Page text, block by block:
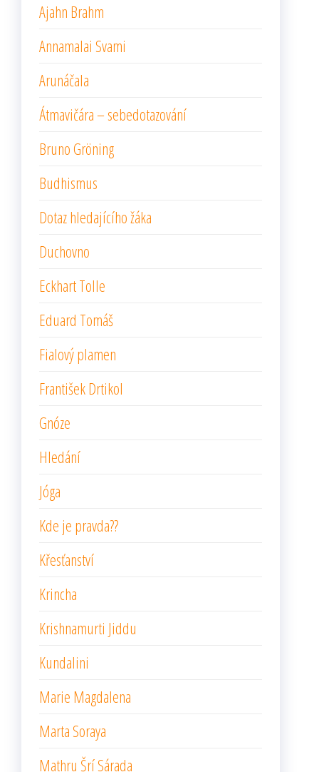
Ajahn Brahm
Annamalai Svami
Arunáčala
Átmavičára – sebedotazování
Bruno Gröning
Budhismus
Dotaz hledajícího žáka
Duchovno
Eckhart Tolle
Eduard Tomáš
Fialový plamen
František Drtikol
Gnóze
Hledání
Jóga
Kde je pravda??
Křesťanství
Krincha
Krishnamurti Jiddu
Kundalini
Marie Magdalena
Marta Soraya
Mathru Šrí Sárada